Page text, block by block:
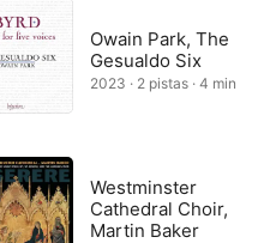
Owain Park, The
Gesualdo Six
2023 · 2 pistas · 4 min
Westminster
Cathedral Choir,
Martin Baker